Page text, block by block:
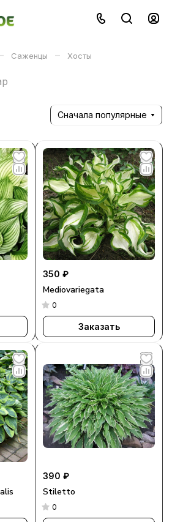
Саженцы – Хосты
Сначала популярные
350 ₽
Mediovariegata
0
Заказать
390 ₽
Stiletto
0